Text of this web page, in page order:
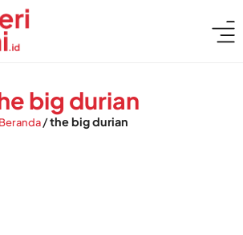
big durian
Beranda/the big durian